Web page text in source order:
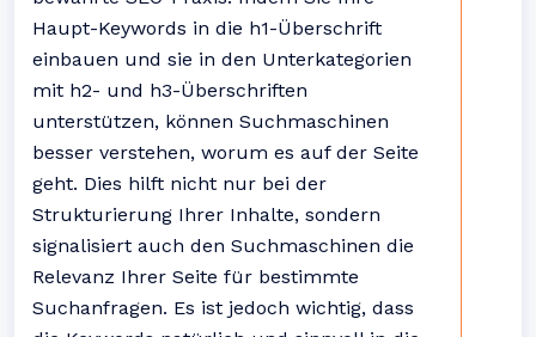
Haupt-Keywords in die h1-Überschrift
einbauen und sie in den Unterkategorien
mit h2- und h3-Überschriften
unterstützen, können Suchmaschinen
besser verstehen, worum es auf der Seite
geht. Dies hilft nicht nur bei der
Strukturierung Ihrer Inhalte, sondern
signalisiert auch den Suchmaschinen die
Relevanz Ihrer Seite für bestimmte
Suchanfragen. Es ist jedoch wichtig, dass